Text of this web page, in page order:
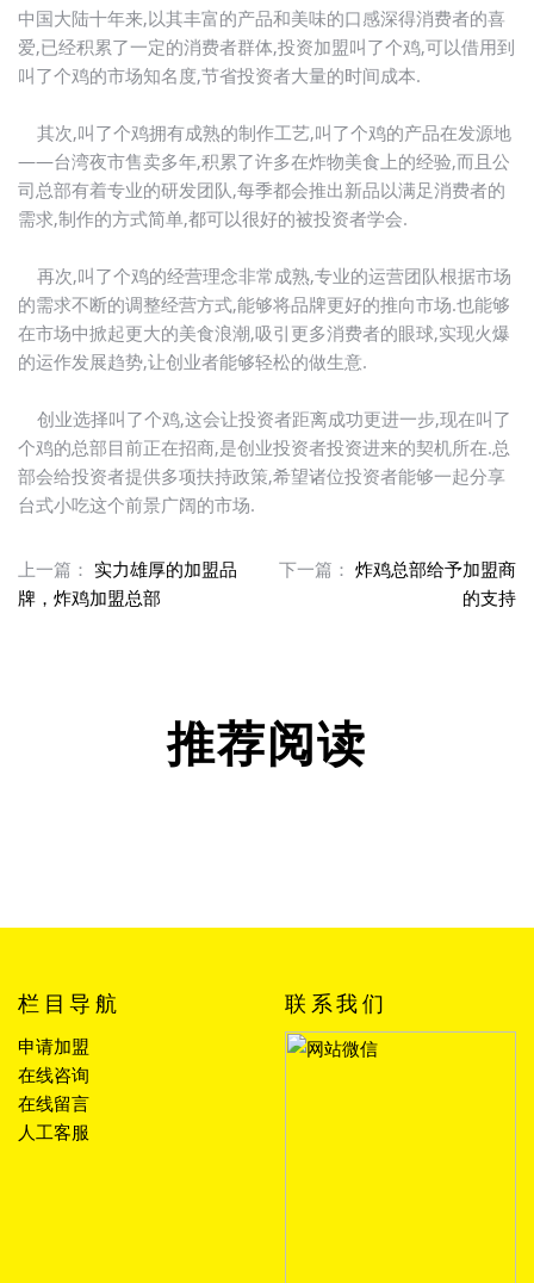
中国大陆十年来,以其丰富的产品和美味的口感深得消费者的喜
爱,已经积累了一定的消费者群体,投资加盟叫了个鸡,可以借用到
叫了个鸡的市场知名度,节省投资者大量的时间成本.
其次,叫了个鸡拥有成熟的制作工艺,叫了个鸡的产品在发源地
——台湾夜市售卖多年,积累了许多在炸物美食上的经验,而且公
司总部有着专业的研发团队,每季都会推出新品以满足消费者的
需求,制作的方式简单,都可以很好的被投资者学会.
再次,叫了个鸡的经营理念非常成熟,专业的运营团队根据市场
的需求不断的调整经营方式,能够将品牌更好的推向市场.也能够
在市场中掀起更大的美食浪潮,吸引更多消费者的眼球,实现火爆
的运作发展趋势,让创业者能够轻松的做生意.
创业选择叫了个鸡,这会让投资者距离成功更进一步,现在叫了
个鸡的总部目前正在招商,是创业投资者投资进来的契机所在.总
部会给投资者提供多项扶持政策,希望诸位投资者能够一起分享
台式小吃这个前景广阔的市场.
上一篇： 实力雄厚的加盟品
牌，炸鸡加盟总部
下一篇： 炸鸡总部给予加盟商
的支持
推荐阅读
栏目导航
申请加盟
在线咨询
在线留言
人工客服
联系我们